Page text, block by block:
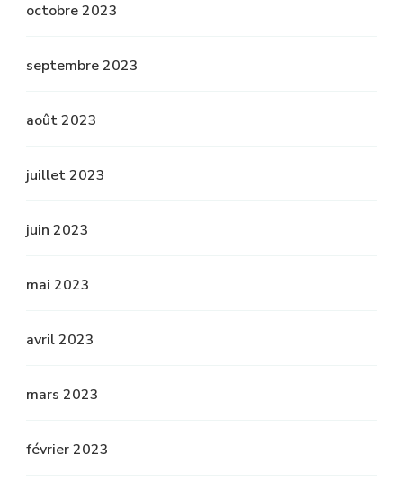
octobre 2023
septembre 2023
août 2023
juillet 2023
juin 2023
mai 2023
avril 2023
mars 2023
février 2023